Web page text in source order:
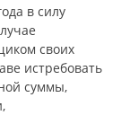
в силу
своих
истребовать
суммы,